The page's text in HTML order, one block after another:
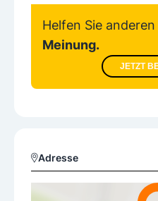
Helfen Sie
Meinung.
JETZT
Adresse